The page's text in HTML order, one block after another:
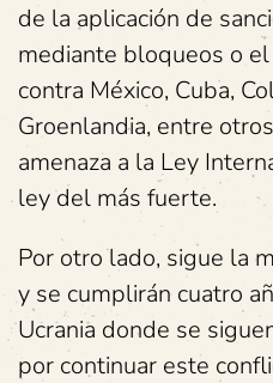
de la aplicación de
mediante bloqueos o
contra México, Cuba,
Groenlandia, entre
amenaza a la Ley
ley del más fuerte.
Por otro lado, sigue la
y se cumplirán cuatro
Ucrania donde se
por continuar este